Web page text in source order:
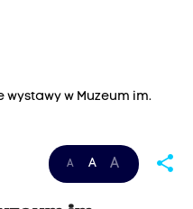
wystawy w Muzeum im.
A A A share